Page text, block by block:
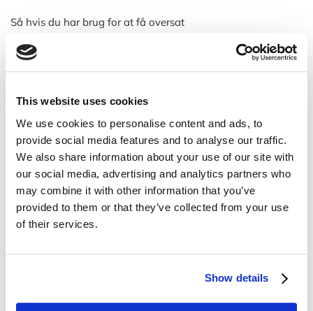
This website uses cookies
We use cookies to personalise content and ads, to
provide social media features and to analyse our traffic.
We also share information about your use of our site with
our social media, advertising and analytics partners who
may combine it with other information that you’ve
provided to them or that they’ve collected from your use
of their services.
Show details
Så hvis du har brug for at få oversat
E-mails
Bøger
Biografier
Afhandlinger
Uddannelsesmateriale
eller andet fra dansk til engelsk eller omvendt, skal du bare
kontakte mig for at få et prisoverslag. Jeg vil da også gerne